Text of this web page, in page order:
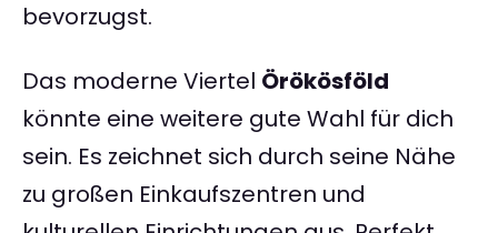
bevorzugst.
Das moderne Viertel Örökösföld
könnte eine weitere gute Wahl für dich
sein. Es zeichnet sich durch seine Nähe
zu großen Einkaufszentren und